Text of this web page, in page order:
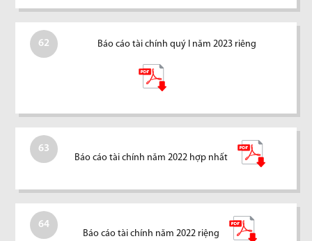
62 Báo cáo tài chính quý I năm 2023 riêng
63
Báo cáo tài chính năm 2022 hợp nhất
64
Báo cáo tài chính năm 2022 riệng